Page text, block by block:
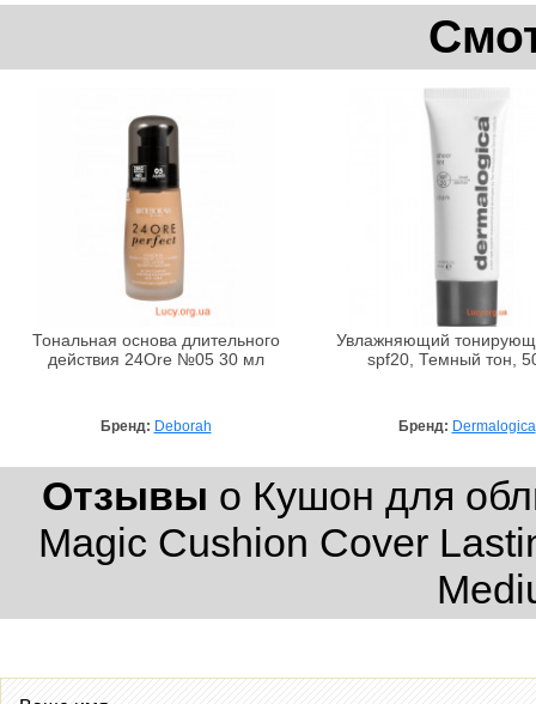
Тональная основа длительного
действия 24Ore №05 30 мл
Бренд: Deborah
Увлажняющий
spf20, Темный тон,
Бренд: Dermalogica
Отзывы о Кушон для
Magic Cushion Cover